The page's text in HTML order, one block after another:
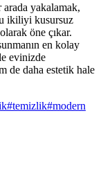
arada yakalamak,
ikiliyi kusursuz
öne çıkar.
en kolay
evinizde
de daha estetik hale
#temizlik#modern